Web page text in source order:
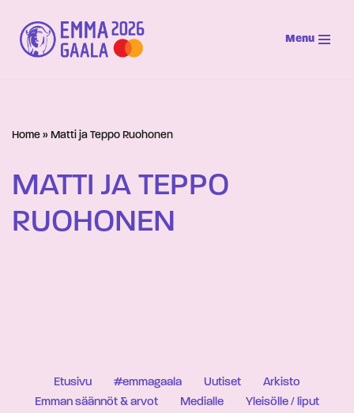
Siirry
suoraan
Menu
Home » Matti ja Teppo Ruohonen
MATTI JA TEPPO
RUOHONEN
Etusivu #emmagaala Uutiset
Arkisto
Emman säännöt & arvot
Medialle
Yleisölle / liput